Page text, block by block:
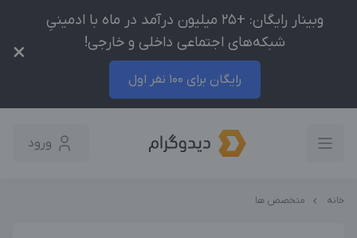
وبینار رایگان: +25 میلیون درآمد در ماه با ادمینیِ
شبکه‌های اجتماعی داخلی و خارجی!
رایگان برای 100 نفر اول
×
ورود
خانه متخصص ها